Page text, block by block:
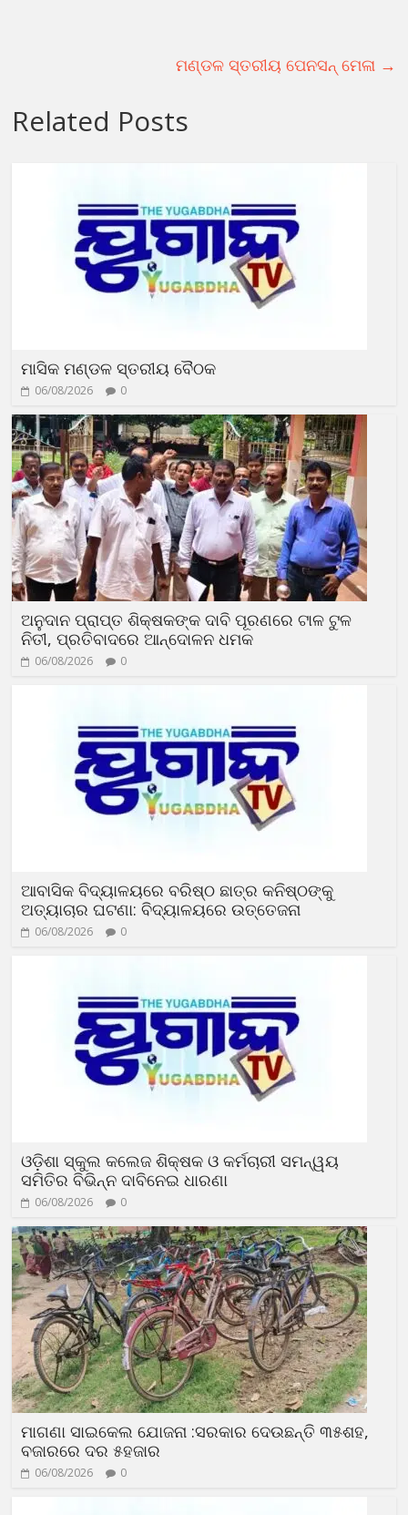
ମଣ୍ଡଳ ସ୍ତରୀୟ ପେନସନ୍ ମେଳା →
Related Posts
ମାସିକ ମଣ୍ଡଳ ସ୍ତରୀୟ ବୈଠକ
06/08/2026 0
ଅନୁଦାନ ପ୍ରାପ୍ତ ଶିକ୍ଷକଙ୍କ ଦାବି ପୂରଣରେ ଟାଳ ଟୁଳ
ନିତୀ, ପ୍ରତିବାଦରେ ଆନ୍ଦୋଳନ ଧମକ
06/08/2026 0
ଆବାସିକ ବିଦ୍ୟାଳୟରେ ବରିଷ୍ଠ ଛାତ୍ର କନିଷ୍ଠଙ୍କୁ
ଅତ୍ୟାଚାର ଘଟଣା: ବିଦ୍ୟାଳୟରେ ଉତ୍ତେଜନା
06/08/2026 0
ଓଡ଼ିଶା ସ୍କୁଲ କଲେଜ ଶିକ୍ଷକ ଓ କର୍ମଚାରୀ ସମନ୍ୱୟ
ସମିତିର ବିଭିନ୍ନ ଦାବିନେଇ ଧାରଣା
06/08/2026 0
ମାଗଣା ସାଇକେଲ ଯୋଜନା :ସରକାର ଦେଉଛନ୍ତି ୩୫ଶହ,
ବଜାରରେ ଦର ୫ହଜାର
06/08/2026 0